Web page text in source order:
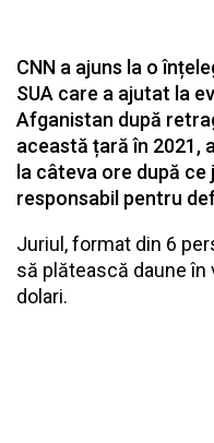
CNN a ajuns la o
SUA care a ajutat la
Afganistan după
această țară în 2021,
la câteva ore după
responsabil pentru
Juriul, format din 6
să plătească daune în
dolari.